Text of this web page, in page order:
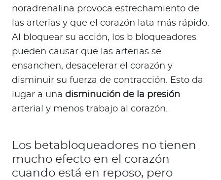
noradrenalina provoca estrechamiento de
las arterias y que el corazón lata más rápido.
Al bloquear su acción, los b bloqueadores
pueden causar que las arterias se
ensanchen, desacelerar el corazón y
disminuir su fuerza de contracción. Esto da
lugar a una disminución de la presión
arterial y menos trabajo al corazón.
Los betabloqueadores no tienen
mucho efecto en el corazón
cuando está en reposo, pero